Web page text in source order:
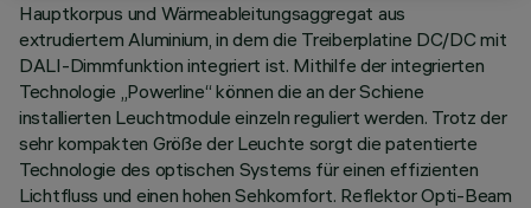
Hauptkorpus und Wärmeableitungsaggregat aus
extrudiertem Aluminium, in dem die Treiberplatine DC/DC mit
DALI-Dimmfunktion integriert ist. Mithilfe der integrierten
Technologie „Powerline“ können die an der Schiene
installierten Leuchtmodule einzeln reguliert werden. Trotz der
sehr kompakten Größe der Leuchte sorgt die patentierte
Technologie des optischen Systems für einen effizienten
Lichtfluss und einen hohen Sehkomfort. Reflektor Opti-Beam